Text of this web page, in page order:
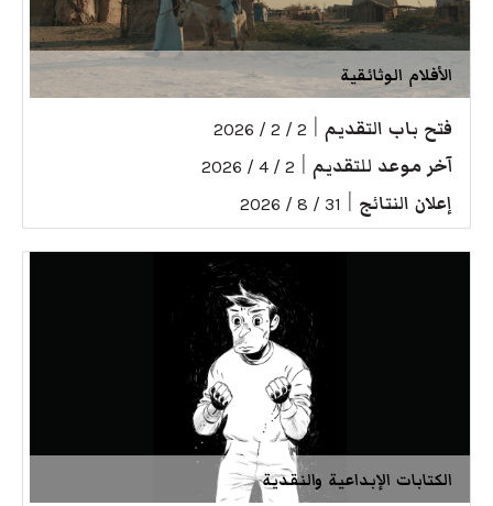
الأفلام الوثائقية
فتح باب التقديم 2 / 2 / 2026
آخر موعد للتقديم 2 / 4 / 2026
إعلان النتائج 31 / 8 / 2026
الكتابات الإبداعية والنقدية